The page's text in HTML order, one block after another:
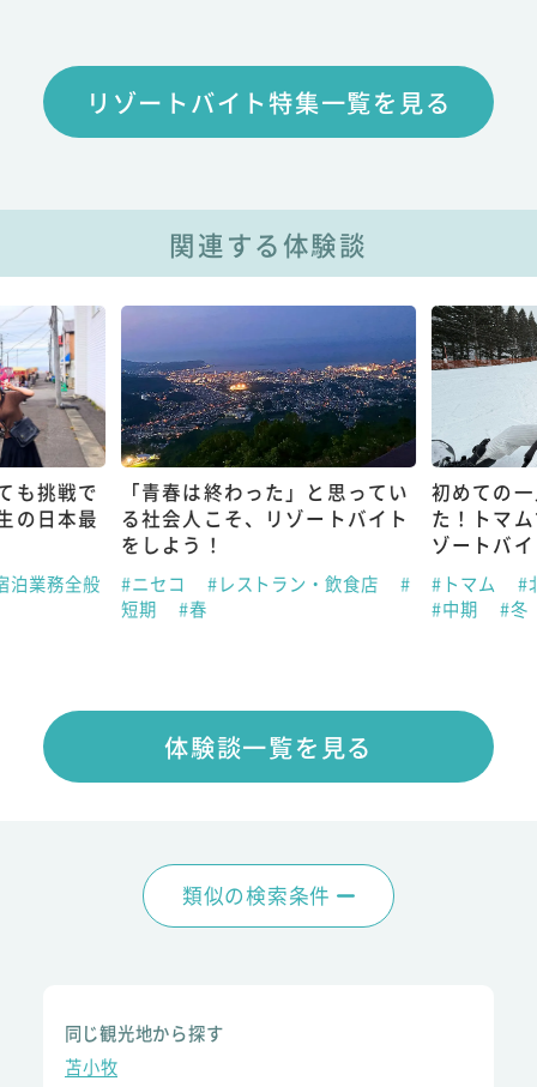
リゾートバイト特集一覧を見る
関連する体験談
も挑戦で
の日本最
泊業務全般
「青春は終わった」と思ってい
る社会人こそ、リゾートバイト
をしよう！
#ニセコ #レストラン・飲食店
#
短期
#春
初めての
た！トマ
ゾートバ
#トマム
#
#中期
#冬
体験談一覧を見る
類似の検索条件
同じ観光地から探す
苫小牧